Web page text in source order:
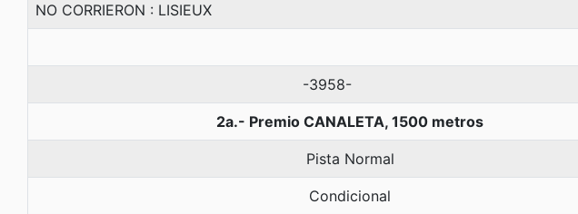
NO CORRIERON : LISIEUX
-3958-
2a.- Premio CANALETA, 1500 metros
Pista Normal
Condicional